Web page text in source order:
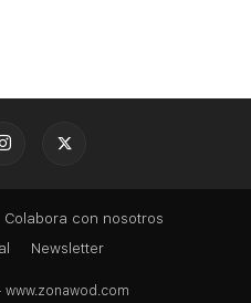
Colabora con nosotros
Newsletter